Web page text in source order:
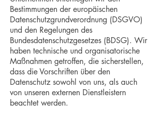
Bestimmungen der europäischen
Datenschutzgrundverordnung (DSGVO)
und den Regelungen des
Bundesdatenschutzgesetzes (BDSG). Wir
haben technische und organisatorische
Maßnahmen getroffen, die sicherstellen,
dass die Vorschriften über den
Datenschutz sowohl von uns, als auch
von unseren externen Dienstleistern
beachtet werden.